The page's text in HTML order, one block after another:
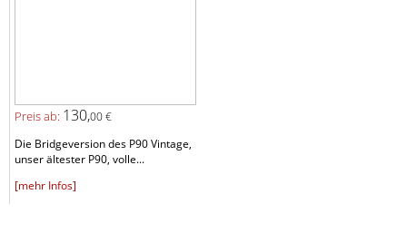
Preis ab: 130,00 €
Die Bridgeversion des P90 Vintage,
unser ältester P90, volle...
[mehr Infos]